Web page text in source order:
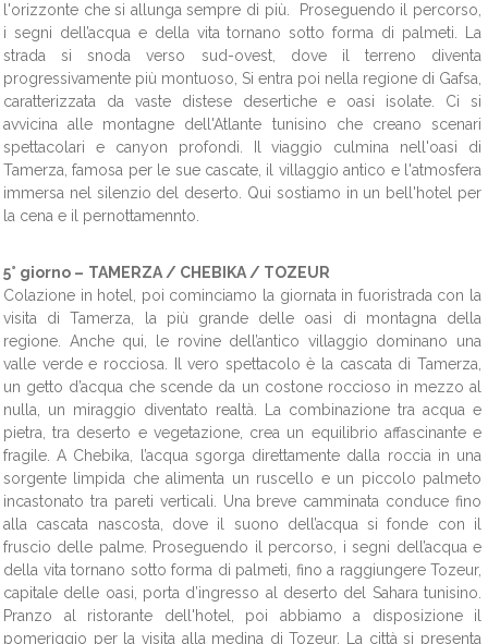
l'orizzonte che si allunga sempre di più. Proseguendo il percorso,
i segni dell’acqua e della vita tornano sotto forma di palmeti. La
strada si snoda verso sud-ovest, dove il terreno diventa
progressivamente più montuoso, Si entra poi nella regione di Gafsa,
caratterizzata da vaste distese desertiche e oasi isolate. Ci si
avvicina alle montagne dell'Atlante tunisino che creano scenari
spettacolari e canyon profondi. Il viaggio culmina nell'oasi di
Tamerza, famosa per le sue cascate, il villaggio antico e l'atmosfera
immersa nel silenzio del deserto. Qui sostiamo in un bell'hotel per
la cena e il pernottamennto.
5° giorno – TAMERZA / CHEBIKA / TOZEUR
Colazione in hotel, poi cominciamo la giornata in fuoristrada con la
visita di Tamerza, la più grande delle oasi di montagna della
regione. Anche qui, le rovine dell’antico villaggio dominano una
valle verde e rocciosa. Il vero spettacolo è la cascata di Tamerza,
un getto d’acqua che scende da un costone roccioso in mezzo al
nulla, un miraggio diventato realtà. La combinazione tra acqua e
pietra, tra deserto e vegetazione, crea un equilibrio affascinante e
fragile.A Chebika, l’acqua sgorga direttamente dalla roccia in una
sorgente limpida che alimenta un ruscello e un piccolo palmeto
incastonato tra pareti verticali. Una breve camminata conduce fino
alla cascata nascosta, dove il suono dell’acqua si fonde con il
fruscio delle palme. Proseguendo il percorso, i segni dell’acqua e
della vita tornano sotto forma di palmeti, fino a raggiungere Tozeur,
capitale delle oasi, porta d’ingresso al deserto del Sahara tunisino.
Pranzo al ristorante dell'hotel, poi abbiamo a disposizione il
pomeriggio per la visita alla medina di Tozeur. La città si presenta